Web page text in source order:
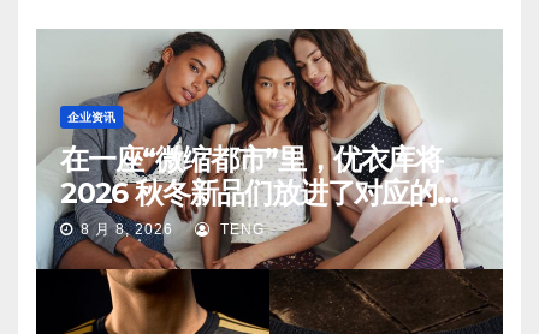
企业资讯
在一座“微缩都市”里，优衣库将
2026 秋冬新品们放进了对应的生
活场景中
8 月 8, 2026 TENG